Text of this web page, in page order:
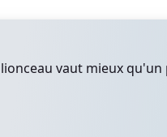
vaut mieux